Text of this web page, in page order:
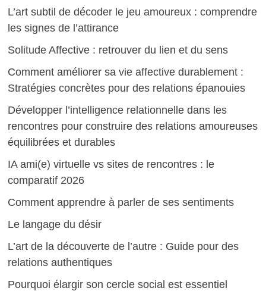
L’art subtil de décoder le jeu amoureux : comprendre
les signes de l’attirance
Solitude Affective : retrouver du lien et du sens
Comment améliorer sa vie affective durablement :
Stratégies concrètes pour des relations épanouies
Développer l’intelligence relationnelle dans les
rencontres pour construire des relations amoureuses
équilibrées et durables
IA ami(e) virtuelle vs sites de rencontres : le
comparatif 2026
Comment apprendre à parler de ses sentiments
Le langage du désir
L’art de la découverte de l’autre : Guide pour des
relations authentiques
Pourquoi élargir son cercle social est essentiel